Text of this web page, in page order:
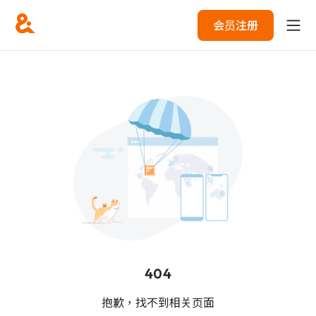
会员注册
404
抱歉，找不到相关页面